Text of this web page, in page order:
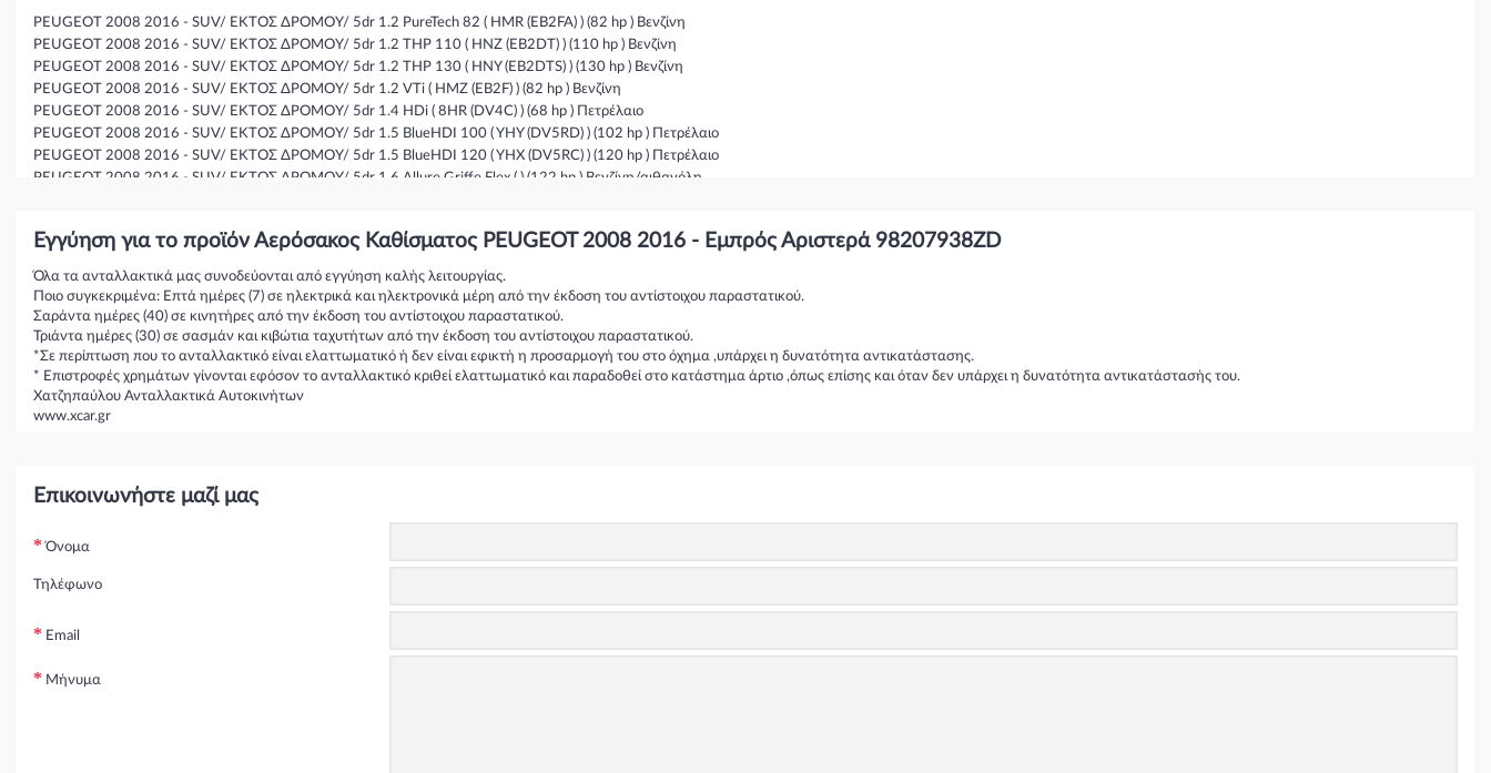
PEUGEOT 2008 2016 - SUV/ ΕΚΤΟΣ ΔΡΟΜΟΥ/ 5dr 1.2 PureTech 82 ( HMR (EB2FA) ) (82 hp ) Βενζίνη
PEUGEOT 2008 2016 - SUV/ ΕΚΤΟΣ ΔΡΟΜΟΥ/ 5dr 1.2 THP 110 ( HNZ (EB2DT) ) (110 hp ) Βενζίνη
PEUGEOT 2008 2016 - SUV/ ΕΚΤΟΣ ΔΡΟΜΟΥ/ 5dr 1.2 THP 130 ( HNY (EB2DTS) ) (130 hp ) Βενζίνη
PEUGEOT 2008 2016 - SUV/ ΕΚΤΟΣ ΔΡΟΜΟΥ/ 5dr 1.2 VTi ( HMZ (EB2F) ) (82 hp ) Βενζίνη
PEUGEOT 2008 2016 - SUV/ ΕΚΤΟΣ ΔΡΟΜΟΥ/ 5dr 1.4 HDi ( 8HR (DV4C) ) (68 hp ) Πετρέλαιο
PEUGEOT 2008 2016 - SUV/ ΕΚΤΟΣ ΔΡΟΜΟΥ/ 5dr 1.5 BlueHDI 100 ( YHY (DV5RD) ) (102 hp ) Πετρέλαιο
PEUGEOT 2008 2016 - SUV/ ΕΚΤΟΣ ΔΡΟΜΟΥ/ 5dr 1.5 BlueHDI 120 ( YHX (DV5RC) ) (120 hp ) Πετρέλαιο
PEUGEOT 2008 2016 - SUV/ ΕΚΤΟΣ ΔΡΟΜΟΥ/ 5dr 1.6 Allure Griffe Flex ( ) (122 hp ) Βενζίνη/αιθανόλη
PEUGEOT 2008 2016 - SUV/ ΕΚΤΟΣ ΔΡΟΜΟΥ/ 5dr 1.6 BlueHDi 120 ( BHZ (DV6FC) ) (120 hp ) Πετρέλαιο
PEUGEOT 2008 2016 - SUV/ ΕΚΤΟΣ ΔΡΟΜΟΥ/ 5dr 1.6 BlueHDi 75 ( BHW (DV6FE) ) (75 hp ) Πετρέλαιο
PEUGEOT 2008 2016 - SUV/ ΕΚΤΟΣ ΔΡΟΜΟΥ/ 5dr 1.6 Griffe Flex ( ) (173 hp ) Βενζίνη/αιθανόλη
PEUGEOT 2008 2016 - SUV/ ΕΚΤΟΣ ΔΡΟΜΟΥ/ 5dr 1.6 HDi ( 9HP (DV6DTED) ) (92 hp ) Πετρέλαιο
PEUGEOT 2008 2016 - SUV/ ΕΚΤΟΣ ΔΡΟΜΟΥ/ 5dr 1.6 HDi ( 9HD (DV6CTED) ) (114 hp ) Πετρέλαιο
PEUGEOT 2008 2016 - SUV/ ΕΚΤΟΣ ΔΡΟΜΟΥ/ 5dr 1.6 THP 165 ( ) (165 hp ) Βενζίνη
PEUGEOT 2008 2016 - SUV/ ΕΚΤΟΣ ΔΡΟΜΟΥ/ 5dr 1.6 VTi ( 5FS (EP6C) ) (120 hp ) Βενζίνη
PEUGEOT 2008 2016 - SUV/ ΕΚΤΟΣ ΔΡΟΜΟΥ/ 5dr 1.6 VTi ( 5FS (EP6C) ) (116 hp ) Βενζίνη
PEUGEOT 2008 2016 - SUV/ ΕΚΤΟΣ ΔΡΟΜΟΥ/ 5dr 1.6 VTi ( NFP (EC5) ) (116 hp ) Βενζίνη
Εγγύηση για το προϊόν Αερόσακος Καθίσματος PEUGEOT 2008 2016 - Εμπρός Αριστερά 98207938ZD
Όλα τα ανταλλακτικά μας συνοδεύονται από εγγύηση καλής λειτουργίας.
Ποιο συγκεκριμένα: Επτά ημέρες (7) σε ηλεκτρικά και ηλεκτρονικά μέρη από την έκδοση του αντίστοιχου παραστατικού.
Σαράντα ημέρες (40) σε κινητήρες από την έκδοση του αντίστοιχου παραστατικού.
Τριάντα ημέρες (30) σε σασμάν και κιβώτια ταχυτήτων από την έκδοση του αντίστοιχου παραστατικού.
*Σε περίπτωση που το ανταλλακτικό είναι ελαττωματικό ή δεν είναι εφικτή η προσαρμογή του στο όχημα ,υπάρχει η δυνατότητα αντικατάστασης.
* Επιστροφές χρημάτων γίνονται εφόσον το ανταλλακτικό κριθεί ελαττωματικό και παραδοθεί στο κατάστημα άρτιο ,όπως επίσης και όταν δεν υπάρχει η δυνατότητα αντικατάστασής του.
Χατζηπαύλου Ανταλλακτικά Αυτοκινήτων
www.xcar.gr
Επικοινωνήστε μαζί μας
Όνομα
Τηλέφωνο
Email
Μήνυμα